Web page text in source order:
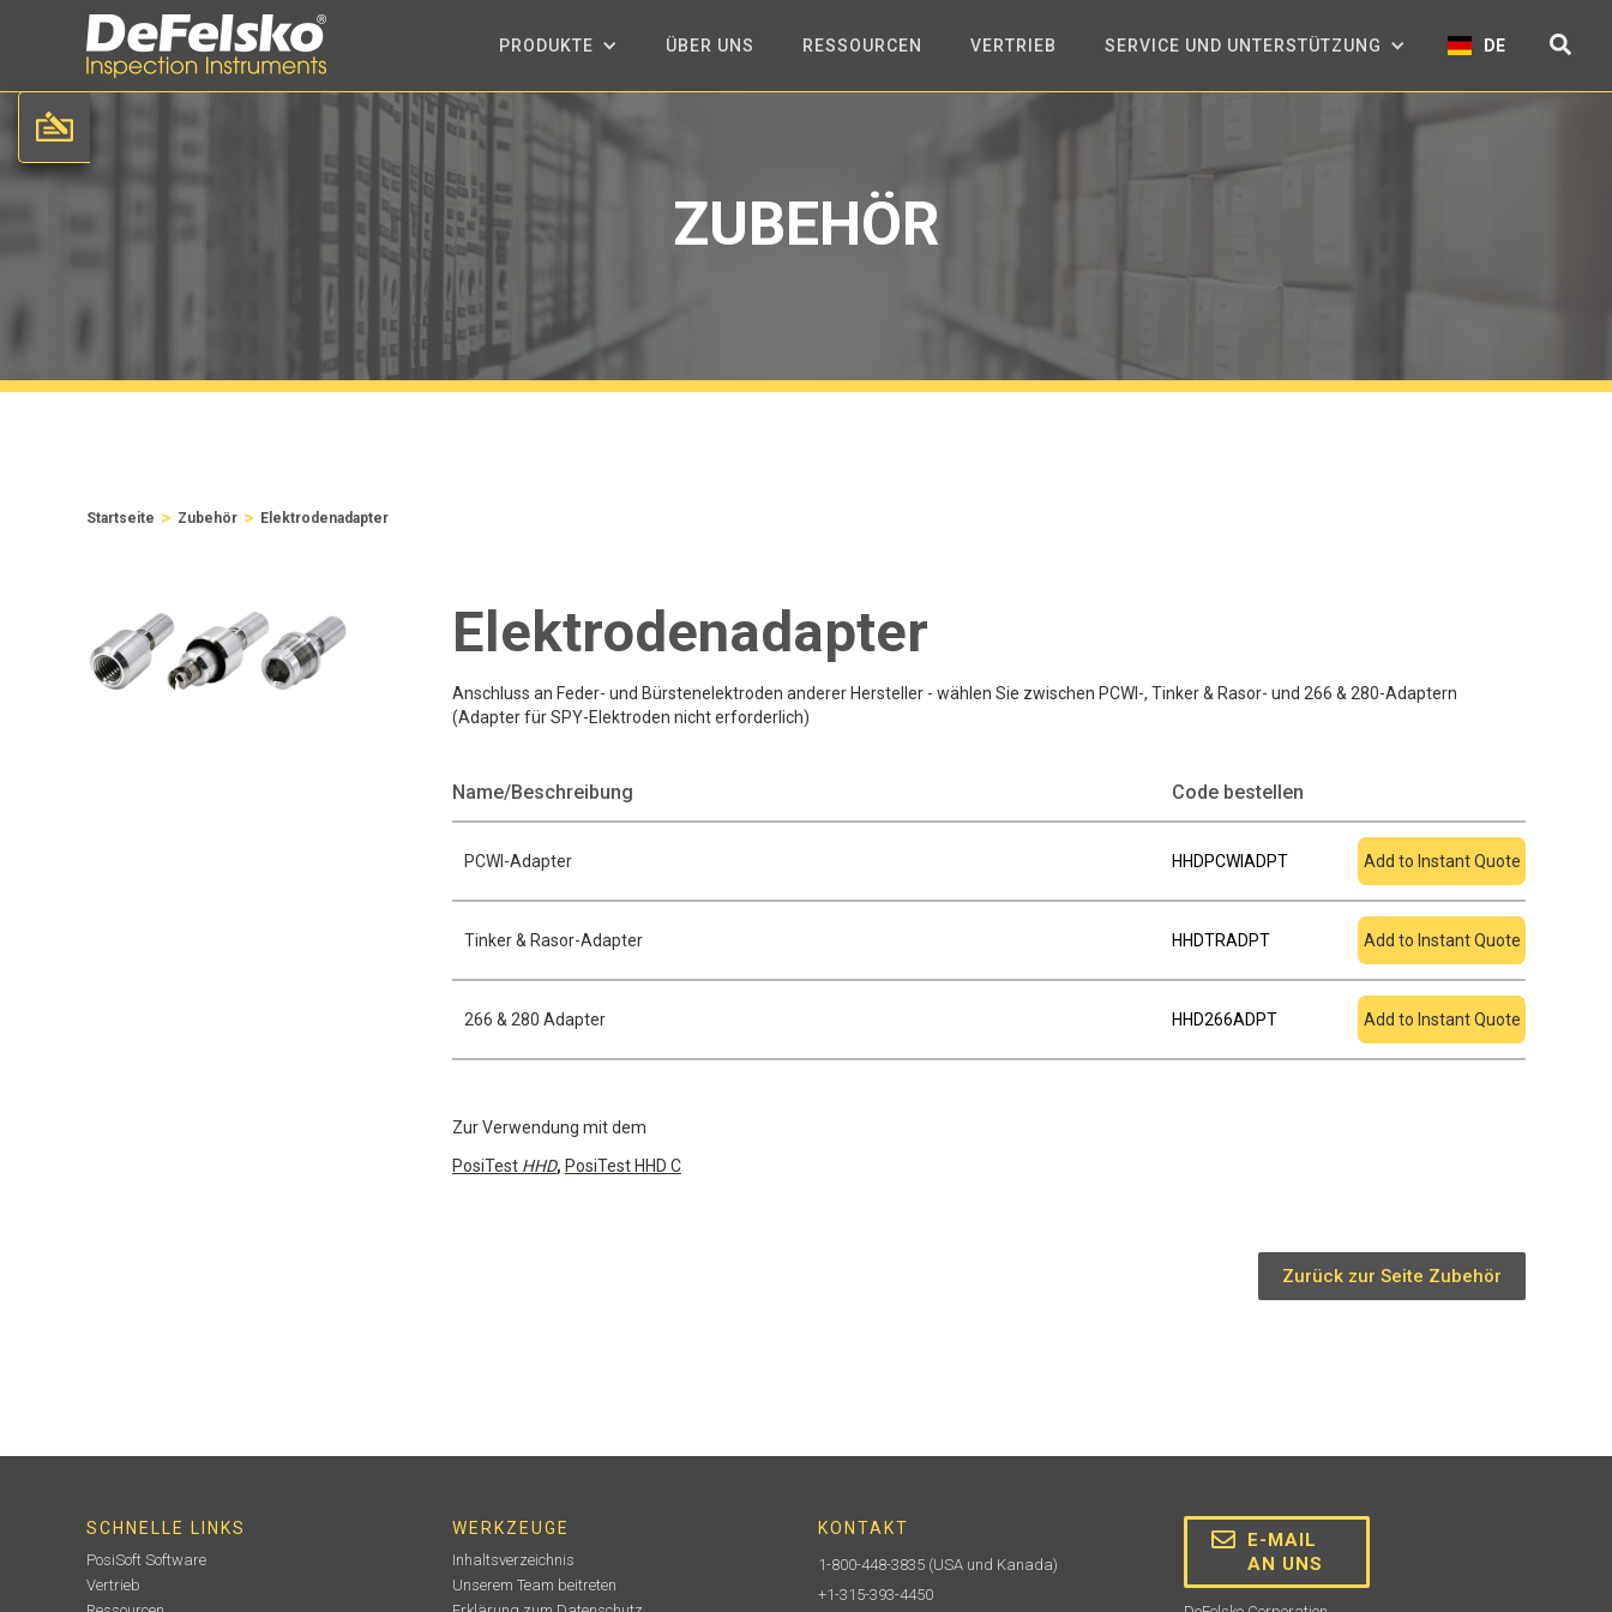
PRODUKTE ÜBER UNS RESSOURCEN VERTRIEB SERVICE UND UNTERSTÜTZUNG DE
ZUBEHÖR
Startseite > Zubehör > Elektrodenadapter
Elektrodenadapter
Anschluss an Feder- und Bürstenelektroden anderer Hersteller - wählen Sie zwischen PCWI-, Tinker & Rasor- und 266 & 280-Adaptern
(Adapter für SPY-Elektroden nicht erforderlich)
Name/Beschreibung Code bestellen
PCWI-Adapter HHDPCWIADPT Add to Instant Quote
Tinker & Rasor-Adapter HHDTRADPT Add to Instant Quote
266 & 280 Adapter HHD266ADPT Add to Instant Quote
Zur Verwendung mit dem
PosiTest HHD, PosiTest HHD C
Zurück zur Seite Zubehör
SCHNELLE LINKS
PosiSoft Software
Vertrieb
WERKZEUGE
Inhaltsverzeichnis
Unserem Team beitreten
KONTAKT
1-800-448-3835 (USA und Kanada)
+1-315-393-4450
E-MAIL
AN UNS